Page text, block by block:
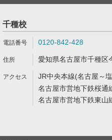
千種校
0120-842-428
愛知県名古屋市千種区
JR中央本線(名古屋～
名古屋市営地下鉄桜通
名古屋市営地下鉄東山